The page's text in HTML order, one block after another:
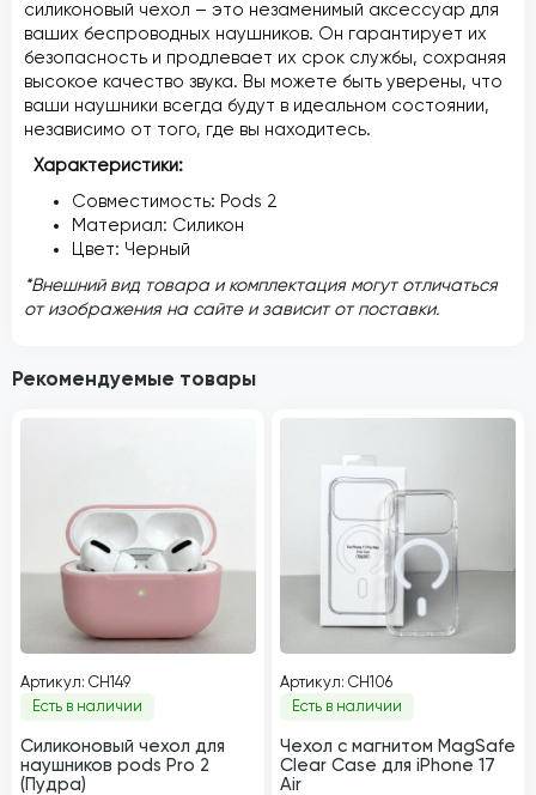
силиконовый чехол – это незаменимый аксессуар для
ваших беспроводных наушников. Он гарантирует их
безопасность и продлевает их срок службы, сохраняя
высокое качество звука. Вы можете быть уверены, что
ваши наушники всегда будут в идеальном состоянии,
независимо от того, где вы находитесь.
Характеристики:
Совместимость: Pods 2
Материал: Силикон
Цвет: Черный
*Внешний вид товара и комплектация могут отличаться
от изображения на сайте и зависит от поставки.
Рекомендуемые товары
Артикул: CH149
Есть в наличии
Силиконовый чехол для
наушников pods Pro 2
(Пудра)
Артикул: CH106
Есть в наличии
Чехол с магнитом MagSafe
Clear Case для iPhone 17
Air